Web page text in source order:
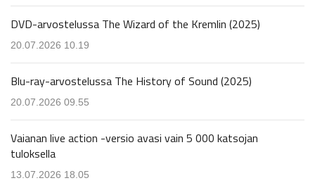
DVD-arvostelussa The Wizard of the Kremlin (2025)
20.07.2026 10.19
Blu-ray-arvostelussa The History of Sound (2025)
20.07.2026 09.55
Vaianan live action -versio avasi vain 5 000 katsojan
tuloksella
13.07.2026 18.05